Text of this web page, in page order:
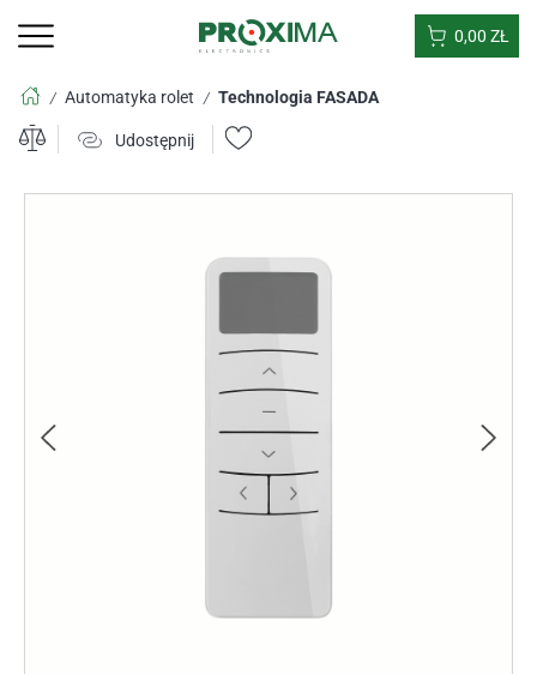
0,00 ZŁ
/ Automatyka rolet / Technologia FASADA
Udostępnij